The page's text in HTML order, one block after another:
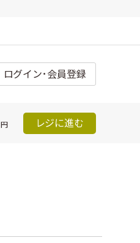
ログイン･会員登録
円 レジに進む